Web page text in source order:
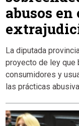
abusos en
La diputada
proyecto de ley que
consumidores y
las prácticas